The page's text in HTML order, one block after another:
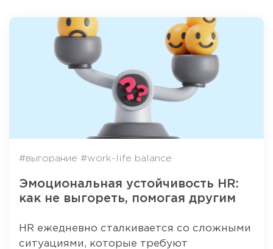
#выгорание #work-life balance
Эмоциональная устойчивость HR:
как не выгореть, помогая другим
HR ежедневно сталкивается со сложными
ситуациями, которые требуют